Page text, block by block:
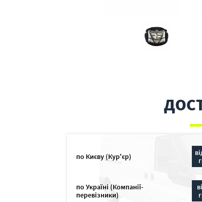
по Києву (Кур'єр)
по Україні (Компанії-
перевізники)